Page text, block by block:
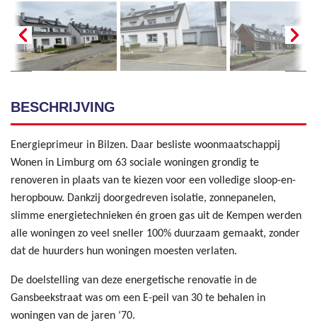
BESCHRIJVING
Energieprimeur in Bilzen. Daar besliste woonmaatschappij
Wonen in Limburg om 63 sociale woningen grondig te
renoveren in plaats van te kiezen voor een volledige sloop-en-
heropbouw. Dankzij doorgedreven isolatie, zonnepanelen,
slimme energietechnieken én groen gas uit de Kempen werden
alle woningen zo veel sneller 100% duurzaam gemaakt, zonder
dat de huurders hun woningen moesten verlaten.
De doelstelling van deze energetische renovatie in de
Gansbeekstraat was om een E-peil van 30 te behalen in
woningen van de jaren ‘70.